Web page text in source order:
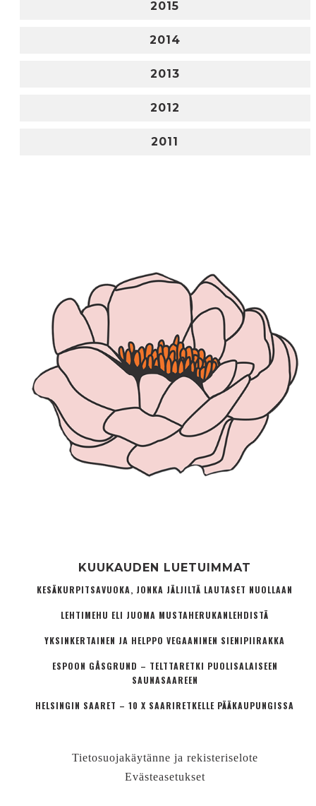
2015
2014
2013
2012
2011
KUUKAUDEN LUETUIMMAT
KESÄKURPITSAVUOKA, JONKA JÄLJILTÄ LAUTASET NUOLLAAN
LEHTIMEHU ELI JUOMA MUSTAHERUKANLEHDISTÄ
YKSINKERTAINEN JA HELPPO VEGAANINEN SIENIPIIRAKKA
ESPOON GÅSGRUND – TELTTARETKI PUOLISALAISEEN
SAUNASAAREEN
HELSINGIN SAARET – 10 X SAARIRETKELLE PÄÄKAUPUNGISSA
Tietosuojakäytänne ja rekisteriselote
Evästeasetukset